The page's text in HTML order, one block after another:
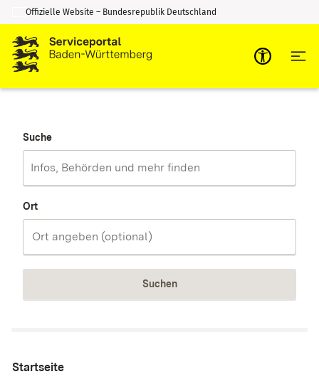
Zum Inhalt springen
Zur Suche springen
Offizielle Website – Bundesrepublik Deutschland
Suche
Ort
Suchen
Startseite